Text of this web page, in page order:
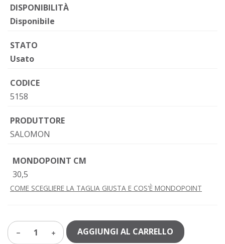
DISPONIBILITÀ
Disponibile
STATO
Usato
CODICE
5158
PRODUTTORE
SALOMON
MONDOPOINT CM
30,5
COME SCEGLIERE LA TAGLIA GIUSTA E COS'È MONDOPOINT
1 AGGIUNGI AL CARRELLO